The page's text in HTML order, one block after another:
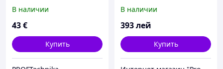
В наличии
43€
Купить
MMD-464432
В наличии
393лей
Купить